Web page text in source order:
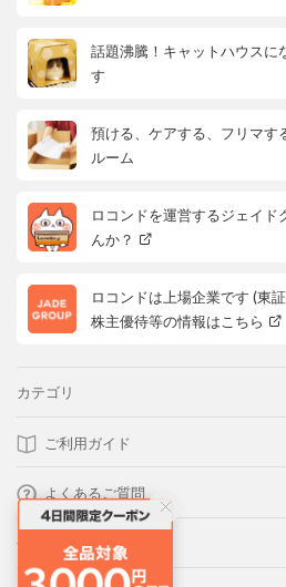
話題沸騰！キャットハウスに
す
預ける、ケアする、フリマす
ルーム
ロコンドを運営するジェイ
んか？
ロコンドは上場企業です (東
株主優待等の情報はこちら
カテゴリ
ご利用ガイド
よくあるご質問
会社概要・規約